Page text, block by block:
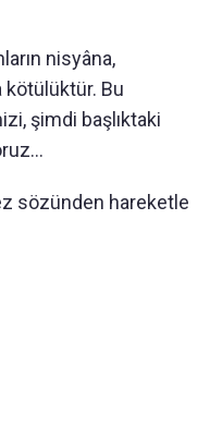
nisyâna,
kötülüktür. Bu
şimdi başlıktaki
sözünden hareketle